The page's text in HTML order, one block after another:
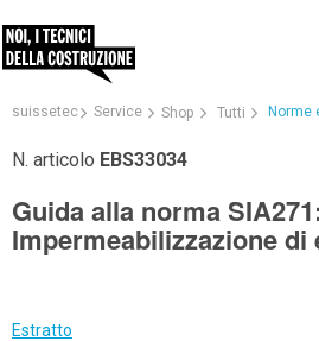
suissetec Service Shop Tutti Norme
N. articolo EBS33034
Guida alla norma
Impermeabilizzazione di
Estratto